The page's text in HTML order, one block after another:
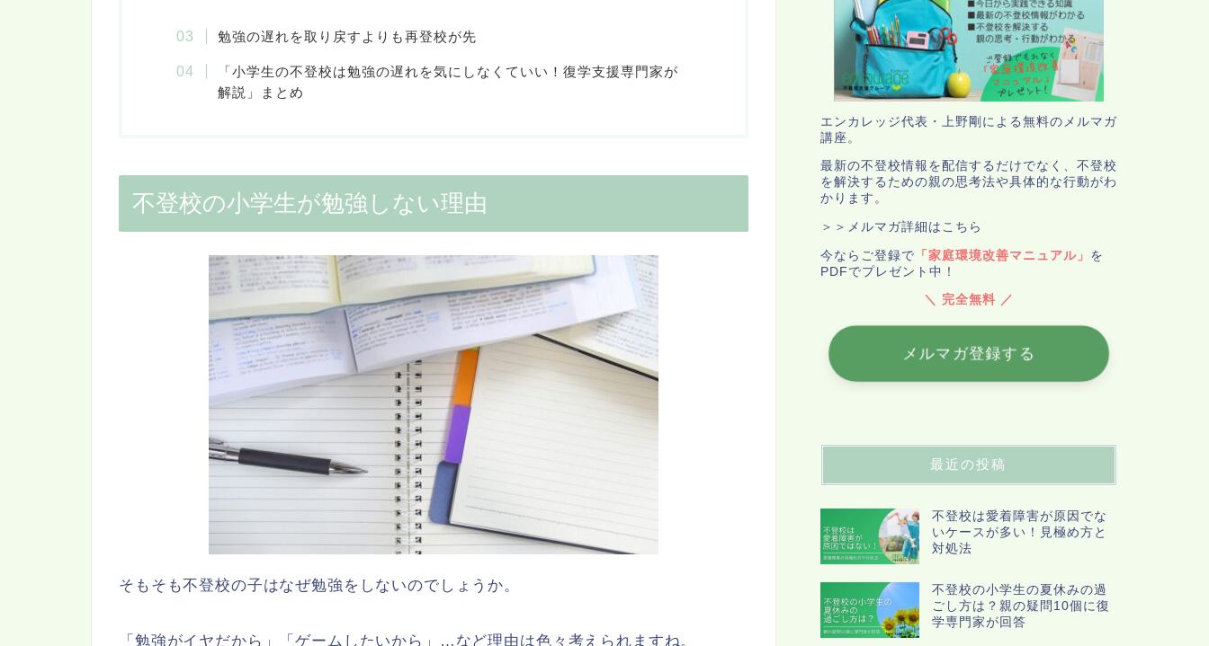
勉強の遅れを取り戻すよりも再登校が先
「小学生の不登校は勉強の遅れを気にしなくていい！復学支援専門家が
解説」まとめ
不登校の小学生が勉強しない理由
そもそも不登校の子はなぜ勉強をしないのでしょうか。
「勉強がイヤだから」「ゲームしたいから」…など理由は色々考えられますね。
エンカレッジ代表・上野剛による無料のメルマガ
講座。
最新の不登校情報を配信するだけでなく、不登校
を解決するための親の思考法や具体的な行動がわ
かります。
＞＞メルマガ詳細はこちら
今ならご登録で 「家庭環境改善マニュアル」 を
PDFでプレゼント中！
＼ 完全無料 ／
メルマガ登録する
最近の投稿
不登校は愛着障害が原因でな
いケースが多い！見極め方と
対処法
不登校の小学生の夏休みの過
ごし方は？親の疑問10個に復
学専門家が回答